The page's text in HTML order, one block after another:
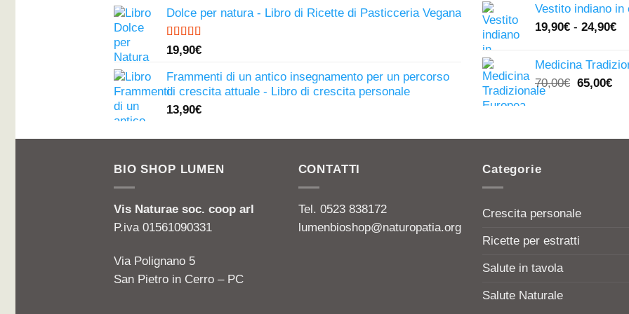
Dolce per natura - Libro di Ricette di Pasticceria Vegana
Valutato
4.81
19,90€
Frammenti di un antico insegnamento per un percorso
di crescita attuale - Libro di crescita personale
13,90€
originale
era:
è:
Vestito indiano in
19,90€ - 24,90€
Medicina
70,00€ Il
65,00€Il
BIO SHOP LUMEN
Vis Naturae soc. coop arl
P.iva 01561090331
Via Polignano 5
San Pietro in Cerro – PC
CONTATTI
Tel. 0523 838172
lumenbioshop@naturopatia.org
Categorie
Crescita personale
Ricette per estratti
Salute in tavola
Salute Naturale